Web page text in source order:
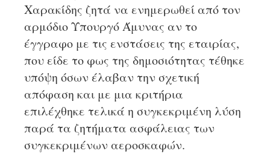
Χαρακίδης ζητά να ενημερωθεί από τον
αρμόδιο Υπουργό Άμυνας αν το
έγγραφο με τις ενστάσεις της εταιρίας,
που είδε το φως της δημοσιότητας τέθηκε
υπόψη όσων έλαβαν την σχετική
απόφαση και με μια κριτήρια
επιλέχθηκε τελικά η συγκεκριμένη λύση
παρά τα ζητήματα ασφάλειας των
συγκεκριμένων αεροσκαφών.